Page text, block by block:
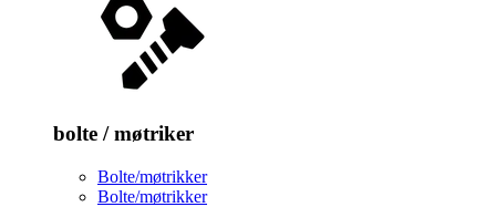
bolte / møtriker
Bolte/møtrikker
Bolte/møtrikker